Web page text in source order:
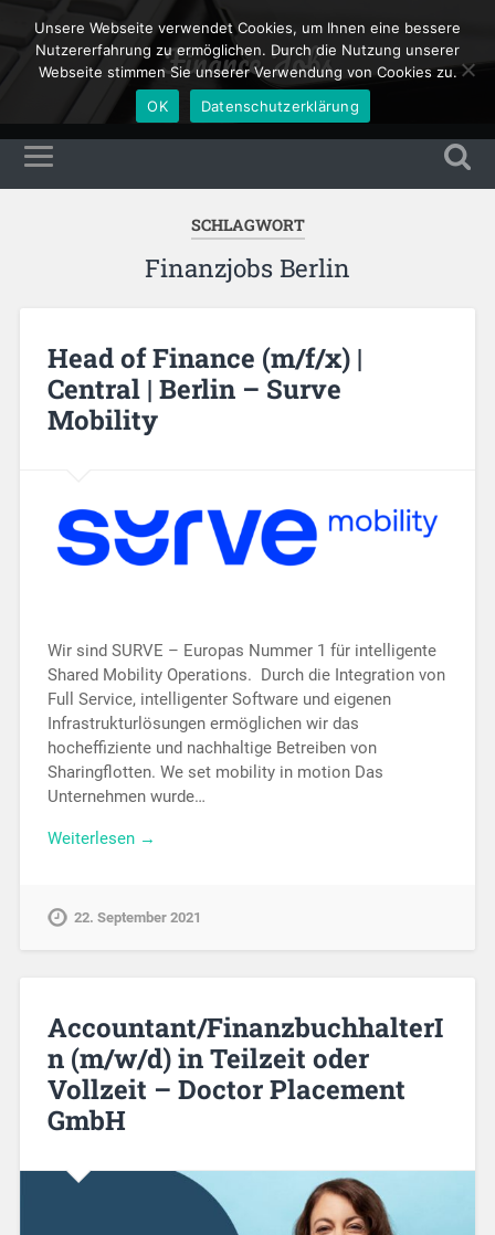
Finance Jobs
SCHLAGWORT
Finanzjobs Berlin
Head of Finance (m/f/x) |
Central | Berlin – Surve
Mobility
Wir sind SURVE – Europas Nummer 1 für intelligente
Shared Mobility Operations. Durch die Integration von
Full Service, intelligenter Software und eigenen
Infrastrukturlösungen ermöglichen wir das
hocheffiziente und nachhaltige Betreiben von
Sharingflotten. We set mobility in motion Das
Unternehmen wurde…
Weiterlesen →
22. September 2021
Accountant/FinanzbuchhalterI
n (m/w/d) in Teilzeit oder
Vollzeit – Doctor Placement
GmbH
Unsere Webseite verwendet Cookies, um Ihnen eine bessere
Nutzererfahrung zu ermöglichen. Durch die Nutzung unserer
Webseite stimmen Sie unserer Verwendung von Cookies zu.
OK
Datenschutzerklärung